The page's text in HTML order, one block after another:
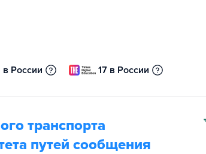
в России 17 в России
транспорта
путей сообщения